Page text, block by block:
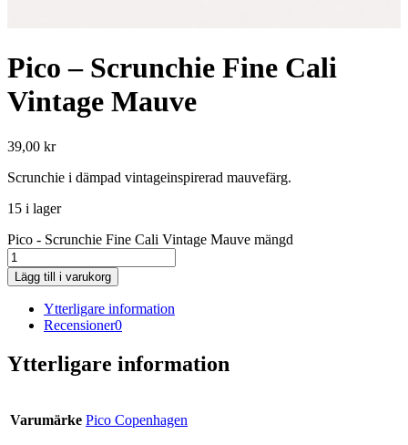
Pico – Scrunchie Fine Cali
Vintage Mauve
39,00 kr
Scrunchie i dämpad vintageinspirerad mauvefärg.
15 i lager
Pico - Scrunchie Fine Cali Vintage Mauve mängd
Lägg till i varukorg
Ytterligare information
Recensioner0
Ytterligare information
Varumärke Pico Copenhagen